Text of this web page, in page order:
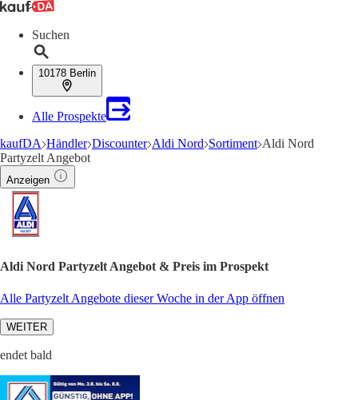
Suchen
10178 Berlin
Alle Prospekte
kaufDA Händler Discounter Aldi Nord Sortiment Aldi Nord
Partyzelt Angebot
Anzeigen
Aldi Nord Partyzelt Angebot & Preis im Prospekt
Alle Partyzelt Angebote dieser Woche in der App öffnen
WEITER
endet bald